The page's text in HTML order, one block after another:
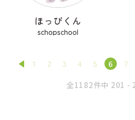
ほっぴくん
schopschool
1 2 3 4 5 6 7
全1182件中 201 -